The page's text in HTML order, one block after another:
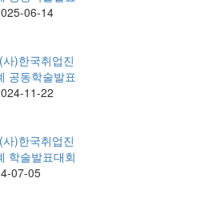
06-14
)한국취업진
공동학술발표
11-22
)한국취업진
학술발표대회
07-05